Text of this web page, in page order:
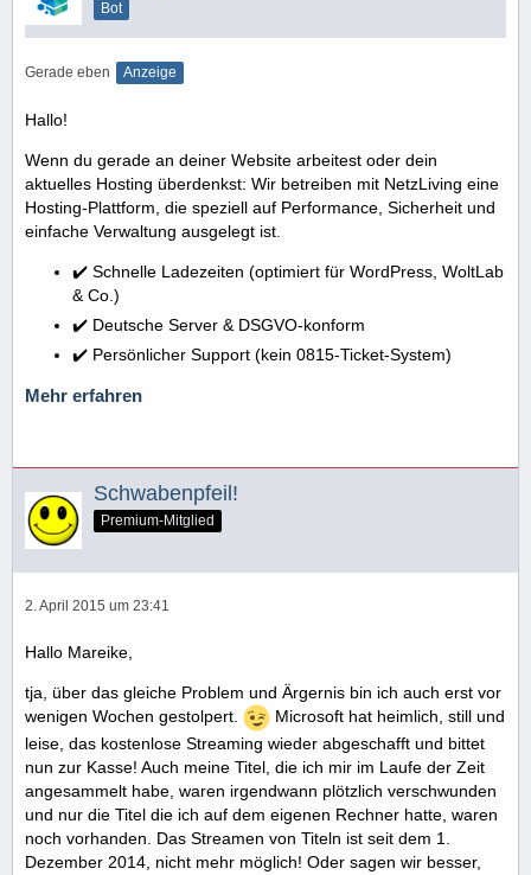
Bot
Gerade eben Anzeige
Hallo!
Wenn du gerade an deiner Website arbeitest oder dein
aktuelles Hosting überdenkst: Wir betreiben mit NetzLiving eine
Hosting-Plattform, die speziell auf Performance, Sicherheit und
einfache Verwaltung ausgelegt ist.
✔️ Schnelle Ladezeiten (optimiert für WordPress, WoltLab
& Co.)
✔️ Deutsche Server & DSGVO-konform
✔️ Persönlicher Support (kein 0815-Ticket-System)
Mehr erfahren
Schwabenpfeil!
Premium-Mitglied
2. April 2015 um 23:41
Hallo Mareike,
tja, über das gleiche Problem und Ärgernis bin ich auch erst vor
wenigen Wochen gestolpert.
Microsoft hat heimlich, still und
leise, das kostenlose Streaming wieder abgeschafft und bittet
nun zur Kasse! Auch meine Titel, die ich mir im Laufe der Zeit
angesammelt habe, waren irgendwann plötzlich verschwunden
und nur die Titel die ich auf dem eigenen Rechner hatte, waren
noch vorhanden. Das Streamen von Titeln ist seit dem 1.
Dezember 2014, nicht mehr möglich! Oder sagen wir besser,